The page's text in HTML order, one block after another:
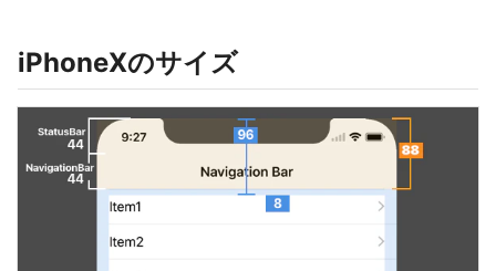
iPhoneXのサイズ